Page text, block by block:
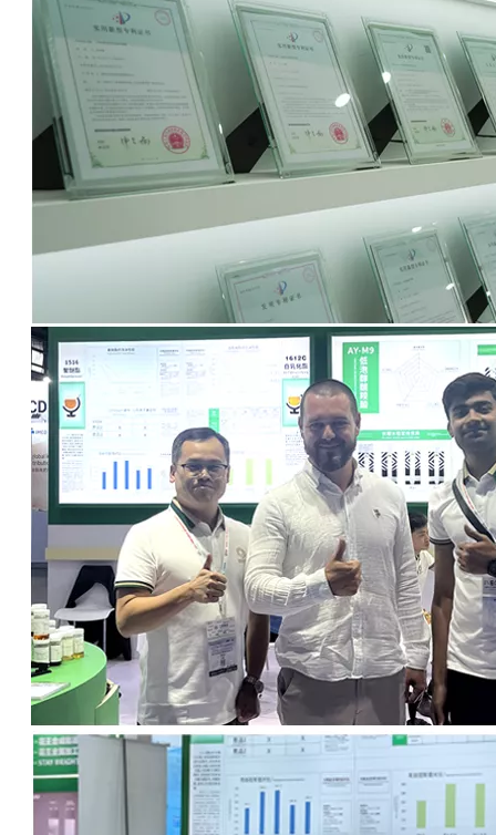
1407: Éster sintético para fluidos de corte a base de aceite y agua.
Preguntar Preguntar
1425: Polimérico para fluidos de corte a base de agua y de aceite a base de aceite
Preguntar
1407: Éster sintético para fluidos de corte a base de aceite y agua.
Preguntar